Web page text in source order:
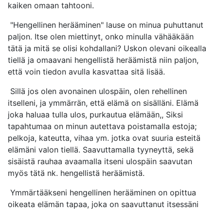
kaiken omaan tahtooni.
"Hengellinen herääminen" lause on minua puhuttanut
paljon. Itse olen miettinyt, onko minulla vähääkään
tätä ja mitä se olisi kohdallani? Uskon olevani oikealla
tiellä ja omaavani hengellistä heräämistä niin paljon,
että voin tiedon avulla kasvattaa sitä lisää.
Sillä jos olen avonainen ulospäin, olen rehellinen
itselleni, ja ymmärrän, että elämä on sisälläni. Elämä
joka haluaa tulla ulos, purkautua elämään,, Siksi
tapahtumaa on minun autettava poistamalla estoja;
pelkoja, kateutta, vihaa ym. jotka ovat suuria esteitä
elämäni valon tiellä. Saavuttamalla tyyneyttä, sekä
sisäistä rauhaa avaamalla itseni ulospäin saavutan
myös tätä nk. hengellistä heräämistä.
Ymmärtääkseni hengellinen herääminen on opittua
oikeata elämän tapaa, joka on saavuttanut itsessäni